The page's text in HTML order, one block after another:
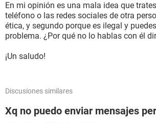
En mi opinión es una mala idea que
teléfono o las redes sociales de otra
ética, y segundo porque es ilegal y
problema. ¿Por qué no lo hablas con él
¡Un saludo!
Discusiones similares
Xq no puedo enviar mensajes